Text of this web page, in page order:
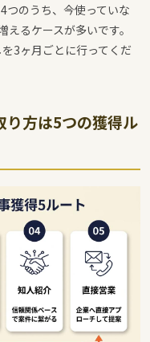
つのうち、今使っていな
るケースが多いです。
3ヶ月ごとに行ってくだ
り方は5つの獲得ル